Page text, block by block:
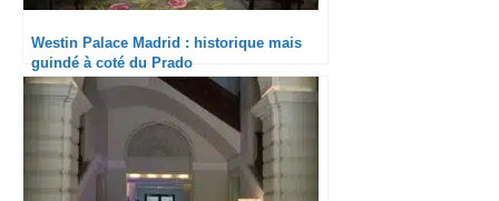
Westin Palace Madrid : historique mais
guindé à coté du Prado